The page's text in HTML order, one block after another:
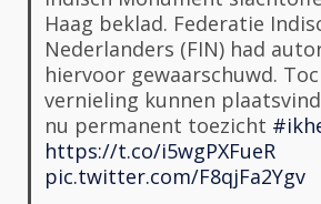
Haag beklad. Federatie
Nederlanders (FIN) had
hiervoor gewaarschuwd.
vernieling kunnen
nu permanent toezicht
https://t.co/i5wgPXFueR
pic.twitter.com/F8qjFa2Ygv